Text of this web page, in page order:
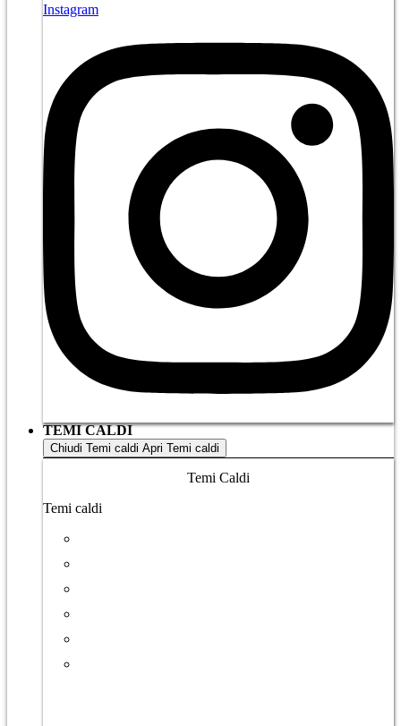
Instagram
TEMI CALDI
Chiudi Temi caldi Apri Temi caldi
Temi Caldi
Temi caldi